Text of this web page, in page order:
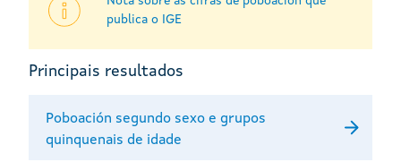
publica o IGE
Principais resultados
Poboación segundo sexo e grupos
quinquenais de idade